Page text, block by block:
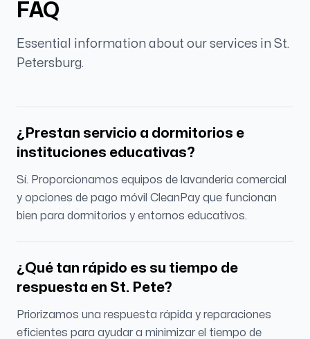
FAQ
Essential information about our services in St.
Petersburg.
¿Prestan servicio a dormitorios e
instituciones educativas?
Sí. Proporcionamos equipos de lavandería comercial
y opciones de pago móvil CleanPay que funcionan
bien para dormitorios y entornos educativos.
¿Qué tan rápido es su tiempo de
respuesta en St. Pete?
Priorizamos una respuesta rápida y reparaciones
eficientes para ayudar a minimizar el tiempo de